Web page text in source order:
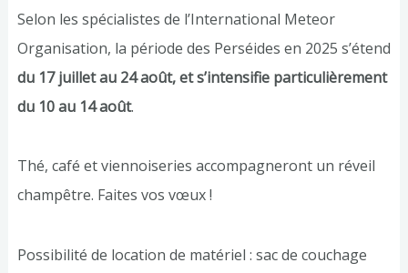
Selon les spécialistes de l’International Meteor
Organisation, la période des Perséides en 2025 s’étend
du 17 juillet au 24 août, et s’intensifie particulièrement
du 10 au 14 août.
Thé, café et viennoiseries accompagneront un réveil
champêtre. Faites vos vœux !
Possibilité de location de matériel : sac de couchage